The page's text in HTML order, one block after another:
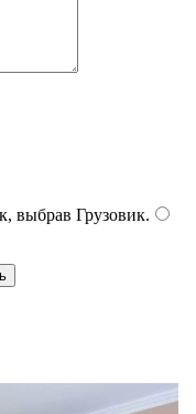
выбрав Грузовик.